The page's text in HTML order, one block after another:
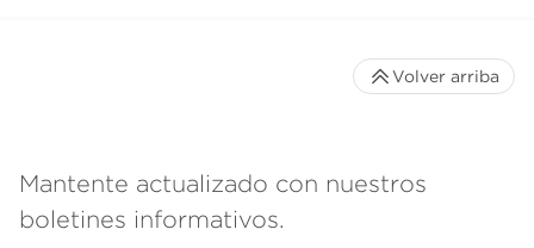
Mantente actualizado con nuestros
boletines informativos.
Volver arriba